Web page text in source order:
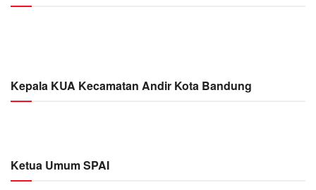
Kepala KUA Kecamatan Andir Kota Bandung
Ketua Umum SPAI